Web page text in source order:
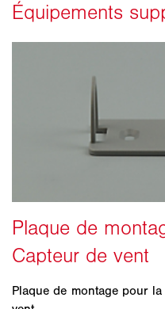
Plaque de montage pour